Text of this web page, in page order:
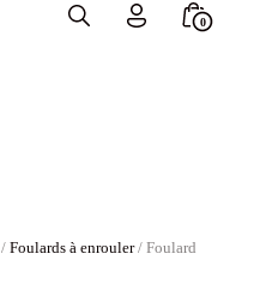
Search
0
/Foulards à enrouler/ Foulard